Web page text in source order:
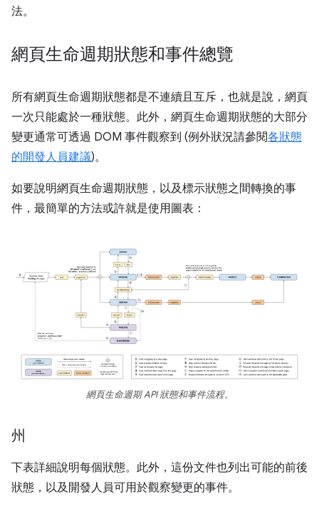
法。
網頁生命週期狀態和事件總覽
所有網頁生命週期狀態都是不連續且互斥，也就是說，網頁
一次只能處於一種狀態。此外，網頁生命週期狀態的大部分
變更通常可透過 DOM 事件觀察到 (例外狀況請參閱各狀態
的開發人員建議)。
如要說明網頁生命週期狀態，以及標示狀態之間轉換的事
件，最簡單的方法或許就是使用圖表：
網頁生命週期 API 狀態和事件流程。
州
下表詳細說明每個狀態。此外，這份文件也列出可能的前後
狀態，以及開發人員可用於觀察變更的事件。